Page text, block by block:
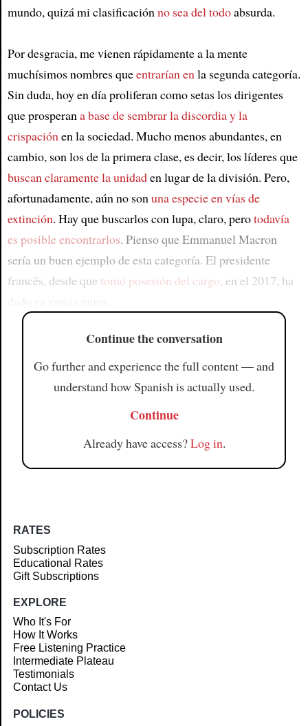
mundo, quizá mi clasificaciónno sea del todoabsurda.
Por desgracia, me vienen rápidamente a la mente
muchísimos nombres queentrarían enla segunda categoría.
Sin duda, hoy en día proliferan como setas los dirigentes
que prosperana base de sembrar la discordia y la
crispaciónen la sociedad. Mucho menos abundantes, en
cambio, son los de la primera clase, es decir, los líderes que
buscan claramente la unidaden lugar de la división. Pero,
afortunadamente, aún no sonuna especie en vías de
extinción. Hay que buscarlos con lupa, claro, perotodavía
es posible encontrarlos. Pienso que Emmanuel Macron
sería un buen ejemplo de esta categoría. El presidente
francés, desde que tomó posesión del cargo, en el 2017, ha
Continue the conversation
Go further and experience the full content — and
understand how Spanish is actually used.
Continue
Already have access?Log in.
RATES
Subscription Rates
Educational Rates
Gift Subscriptions
EXPLORE
Who It's For
How It Works
Free Listening Practice
Intermediate Plateau
Testimonials
Contact Us
POLICIES